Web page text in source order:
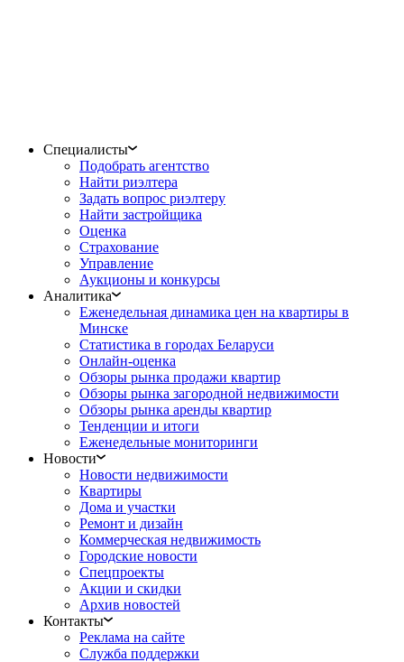
Специалисты
Подобрать агентство
Найти риэлтера
Задать вопрос риэлтеру
Найти застройщика
Оценка
Страхование
Управление
Аукционы и конкурсы
Аналитика
Еженедельная динамика цен на квартиры в
Минске
Статистика в городах Беларуси
Онлайн-оценка
Обзоры рынка продажи квартир
Обзоры рынка загородной недвижимости
Обзоры рынка аренды квартир
Тенденции и итоги
Еженедельные мониторинги
Новости
Новости недвижимости
Квартиры
Дома и участки
Ремонт и дизайн
Коммерческая недвижимость
Городские новости
Спецпроекты
Акции и скидки
Архив новостей
Контакты
Реклама на сайте
Служба поддержки